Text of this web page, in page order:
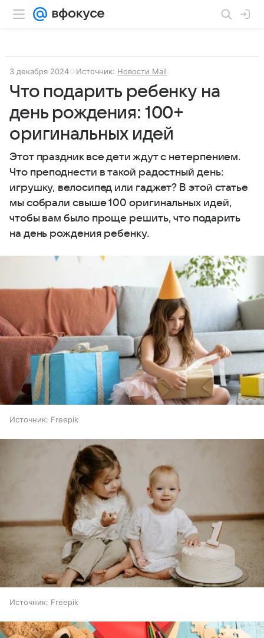
3 декабря 2024 Источник: Новости Mail
Что подарить ребенку на
день рождения: 100+
оригинальных идей
Этот праздник все дети ждут с нетерпением.
Что преподнести в такой радостный день:
игрушку, велосипед или гаджет? В этой статье
мы собрали свыше 100 оригинальных идей,
чтобы вам было проще решить, что подарить
на день рождения ребенку.
Источник: Freepik
Источник: Freepik